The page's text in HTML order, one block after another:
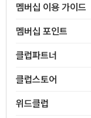
멤버십 이용 가이드
멤버십 포인트
클럽파트너
클럽스토어
위드클럽